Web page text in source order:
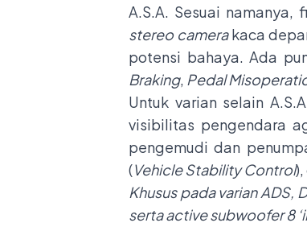
A.S.A. Sesuai namanya,
stereo camerakaca
potensi bahaya. Ada
Braking, Pedal
Untuk varian selain
visibilitas pengendara
pengemudi dan
(Vehicle Stability Control
Khusus pada varian
serta active subwoofer 8